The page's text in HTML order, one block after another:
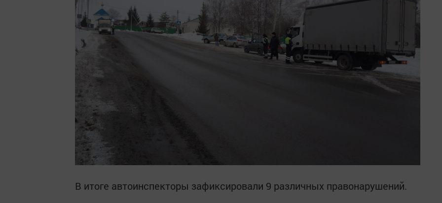
В итоге автоинспекторы зафиксировали 9 различных правонарушений.